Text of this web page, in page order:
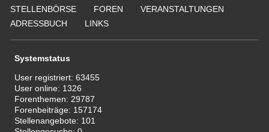
STELLENBÖRSE
FOREN
VERANSTALTUNGEN
ADRESSBUCH
LINKS
Systemstatus
User registriert:63455
User online: 1326
Forenthemen: 29787
Forenbeiträge: 157174
Stellenangebote: 101